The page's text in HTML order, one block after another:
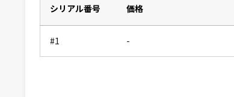
シリアル番号 価格
#1 -